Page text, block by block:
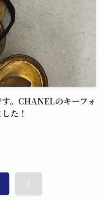
。CHANELのキーフォ
た！
3